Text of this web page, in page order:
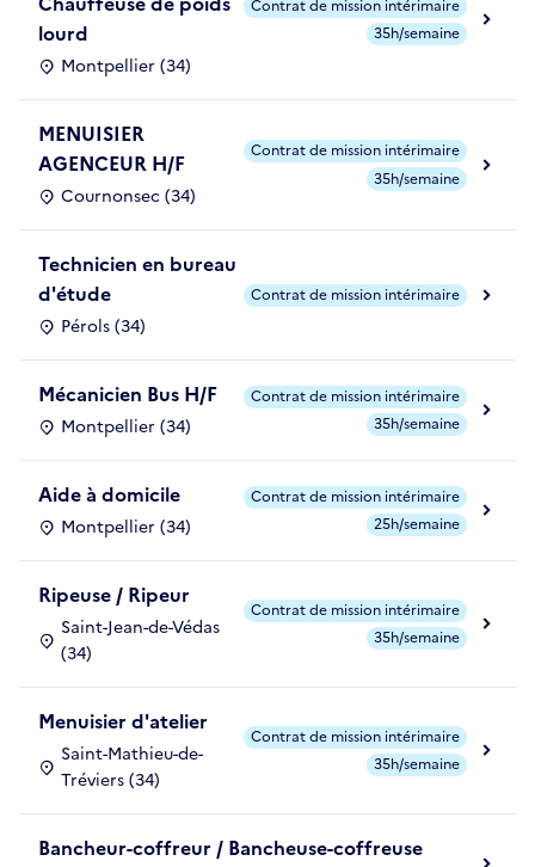
lourd
Montpellier (34)
Contrat de mission intérimaire
35h/semaine
MENUISIER
AGENCEUR H/F
Cournonsec (34)
Contrat de mission intérimaire
35h/semaine
Technicien en bureau
d'étude
Pérols (34)
Contrat de mission intérimaire
Mécanicien Bus H/F
Montpellier (34)
Contrat de mission intérimaire
35h/semaine
Aide à domicile
Montpellier (34)
Contrat de mission intérimaire
25h/semaine
Ripeuse / Ripeur
Saint-Jean-de-Védas
(34)
Contrat de mission intérimaire
35h/semaine
Menuisier d'atelier
Saint-Mathieu-de-
Tréviers (34)
Contrat de mission intérimaire
35h/semaine
Bancheur-coffreur / Bancheuse-coffreuse